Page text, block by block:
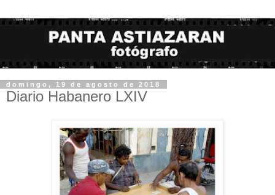
domingo, 19 de agosto de 2018
Diario Habanero LXIV